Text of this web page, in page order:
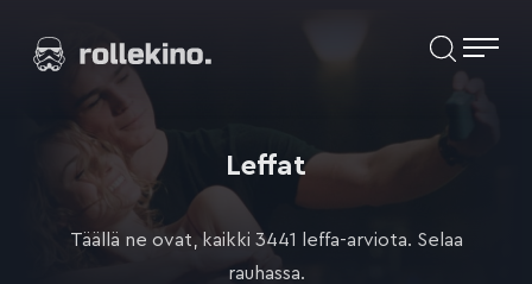
suoraan
Elokuvat ja elokuva-arviot | Rollekino.fi
lopputekstien
Leffat
Täällä ne ovat, kaikki 3441 leffa-arviota. Selaa
rauhassa.